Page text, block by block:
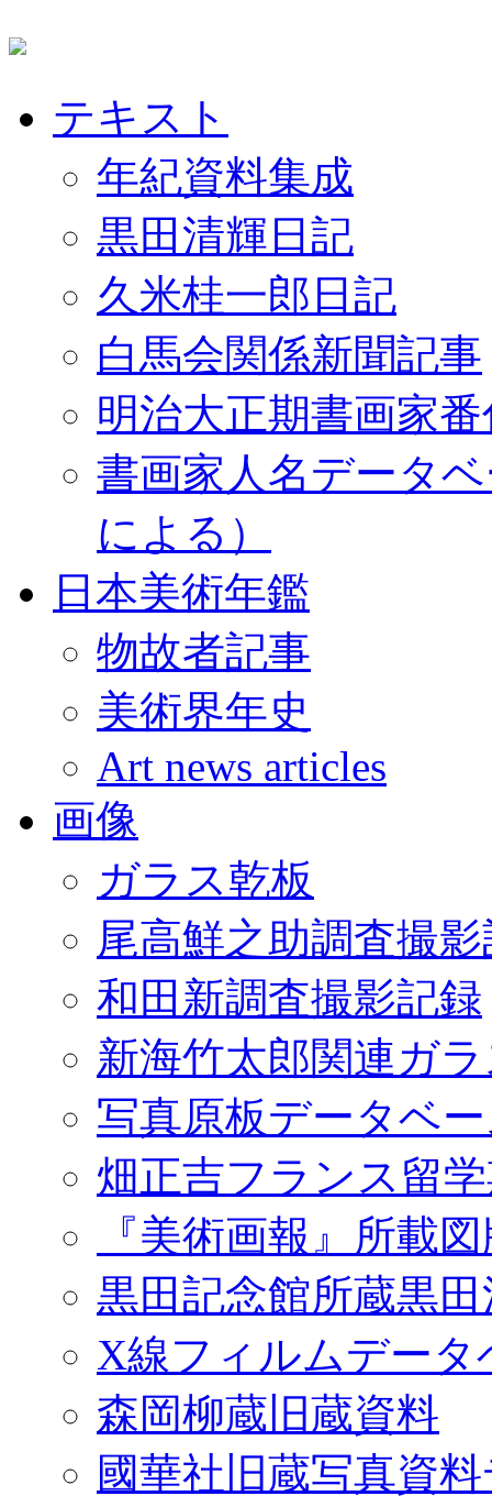
テキスト
年紀資料集成
黒田清輝日記
久米桂一郎日記
白馬会関係新聞記事
明治大正期書画家
書画家人名データ
による）
日本美術年鑑
物故者記事
美術界年史
Art news articles
画像
ガラス乾板
尾高鮮之助調査撮
和田新調査撮影記録
新海竹太郎関連ガ
写真原板データベ
畑正吉フランス留
『美術画報』所載
黒田記念館所蔵黒
X線フィルムデータ
森岡柳蔵旧蔵資料
國華社旧蔵写真資